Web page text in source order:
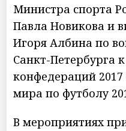
Министра спорта
Павла Новикова и
Игоря Албина по
Санкт-Петербурга
конфедераций
мира по футболу
В мероприятиях